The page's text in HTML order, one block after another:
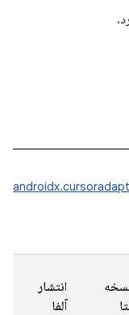
انتشار
آلفا